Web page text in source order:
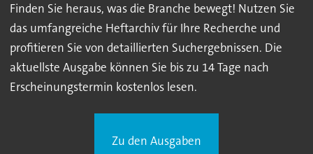
Finden Sie heraus, was die Branche bewegt! Nutzen Sie
das umfangreiche Heftarchiv für Ihre Recherche und
profitieren Sie von detaillierten Suchergebnissen. Die
aktuellste Ausgabe können Sie bis zu 14 Tage nach
Erscheinungstermin kostenlos lesen.
Zu den Ausgaben